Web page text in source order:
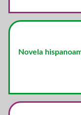
Novela